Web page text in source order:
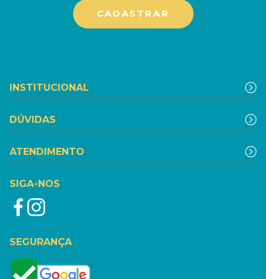
INSTITUCIONAL
DÚVIDAS
ATENDIMENTO
SIGA-NOS
SEGURANÇA